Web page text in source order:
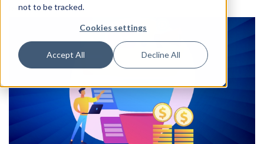
not to be tracked.
Cookies settings
Accept All Decline All
Datenpipelines